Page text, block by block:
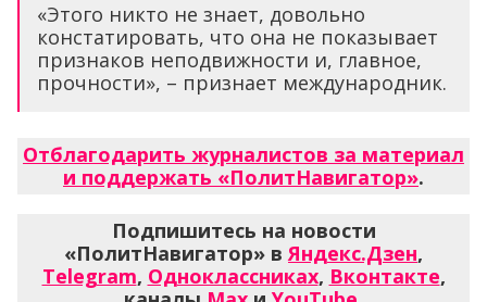
«Этого никто не знает, довольно
констатировать, что она не показывает
признаков неподвижности и, главное,
прочности», – признает международник.
Отблагодарить журналистов за материал
и поддержать «ПолитНавигатор».
Подпишитесь на новости
«ПолитНавигатор» вЯндекс.Дзен,
Telegram, Одноклассниках, Вконтакте,